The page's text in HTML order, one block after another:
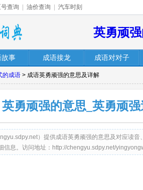
号查询 油价查询 汽车时刻
英勇顽
故事 成语接龙 成语对对子
的成语 > 成语英勇顽强的意思及详解
英勇顽强的意思_英勇顽
）提供成语英勇顽强的意思及对应读
信息。访问地址：http://chengyu.sdpy.net/